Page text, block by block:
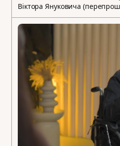
Віктора Януковича